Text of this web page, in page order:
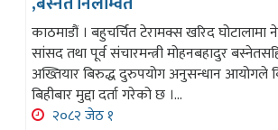
काठमाडौं । बहुचर्चित टेरामक्स खरिद घोटालामा
सांसद तथा पूर्व संचारमन्त्री मोहनबहादुर
अख्तियार बिरुद्ध दुरुपयोग अनुसन्धान आयोगले
बिहीबार मुद्दा दर्ता गरेको छ ।...
२०८२ जेठ १